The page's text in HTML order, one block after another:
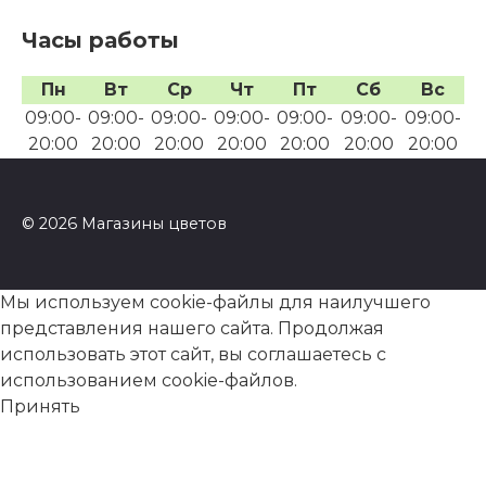
Часы работы
Пн Вт Ср Чт Пт Сб
Вс
09:00-
20:00
09:00-
20:00
09:00-
20:00
09:00-
20:00
09:00-
20:00
09:00-
20:00
09:00-
20:00
© 2026 Магазины цветов
Мы используем cookie-файлы для наилучшего
представления нашего сайта. Продолжая
использовать этот сайт, вы соглашаетесь с
использованием cookie-файлов.
Принять